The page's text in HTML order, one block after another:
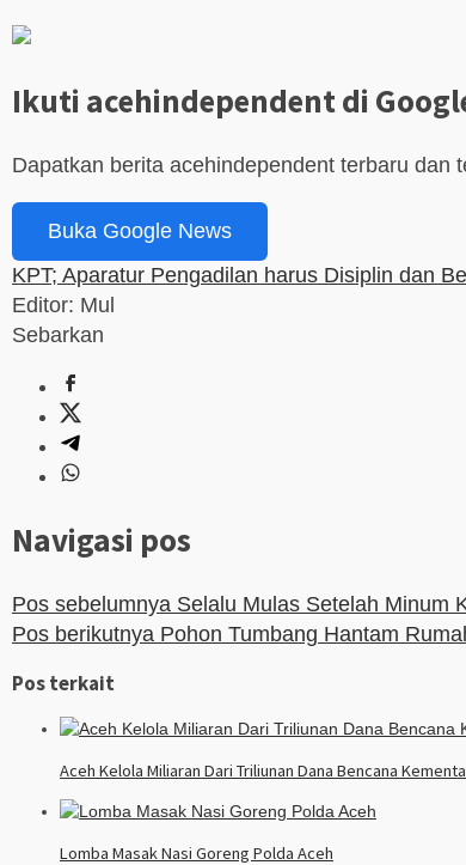
Ikuti acehindependent di
Dapatkan berita acehindependent terbaru dan
Buka Google News
KPT; Aparatur Pengadilan harus Disiplin dan
Editor: Mul
Sebarkan
Navigasi pos
Pos sebelumnya Selalu Mulas Setelah Minum
Pos berikutnya Pohon Tumbang Hantam
Pos terkait
Aceh Kelola Miliaran Dari Triliunan Dana Bencana
Lomba Masak Nasi Goreng Polda Aceh